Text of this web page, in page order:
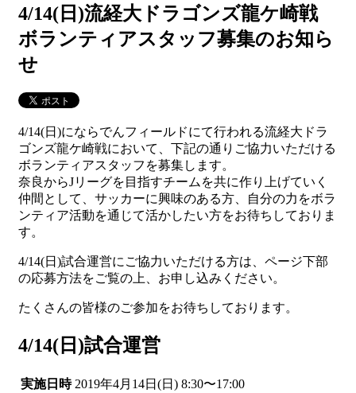
4/14(日)流経大ドラゴンズ龍ケ崎戦
ボランティアスタッフ募集のお知ら
せ
4/14(日)にならでんフィールドにて行われる流経大ドラ
ゴンズ龍ケ崎戦において、下記の通りご協力いただける
ボランティアスタッフを募集します。
奈良からJリーグを目指すチームを共に作り上げていく
仲間として、サッカーに興味のある方、自分の力をボラ
ンティア活動を通じて活かしたい方をお待ちしておりま
す。
4/14(日)試合運営にご協力いただける方は、ページ下部
の応募方法をご覧の上、お申し込みください。
たくさんの皆様のご参加をお待ちしております。
4/14(日)試合運営
実施日時 2019年4月14日(日) 8:30〜17:00